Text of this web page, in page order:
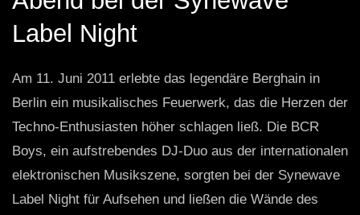
Label Night
Am 11. Juni 2011 erlebte das legendäre Berghain in
Berlin ein musikalisches Feuerwerk, das die Herzen der
Techno-Enthusiasten höher schlagen ließ. Die BCR
Boys, ein aufstrebendes DJ-Duo aus der internationalen
elektronischen Musikszene, sorgten bei der Synewave
Label Night für Aufsehen und ließen die Wände des